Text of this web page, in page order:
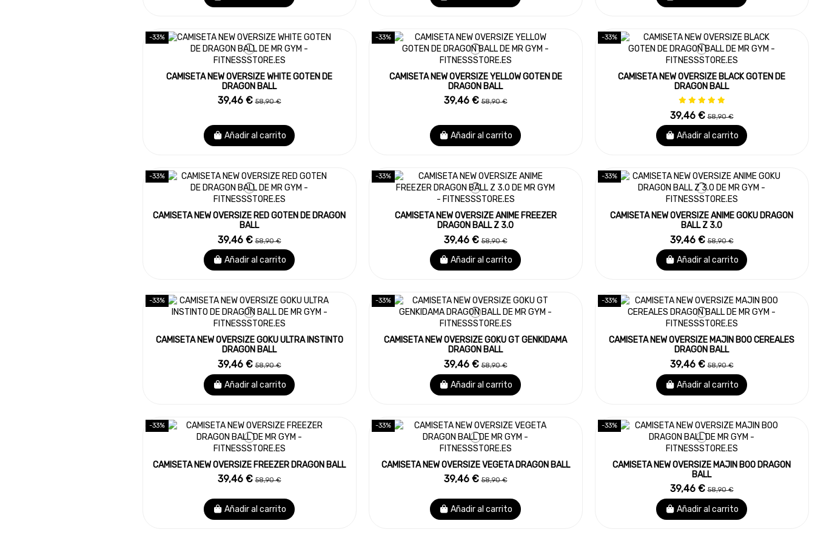
-33%
CAMISETA NEW OVERSIZE WHITE GOTEN DE
DRAGON BALL
39,46 €58,90 €
Añadir al carrito
-33%
CAMISETA NEW OVERSIZE YELLOW GOTEN DE
DRAGON BALL
39,46 €58,90 €
Añadir al carrito
-33%
CAMISETA NEW OVERSIZE BLACK GOTEN DE
DRAGON BALL
39,46 €58,90 €
Añadir al carrito
-33%
CAMISETA NEW OVERSIZE RED GOTEN DE DRAGON
BALL
39,46 €58,90 €
Añadir al carrito
-33%
CAMISETA NEW OVERSIZE ANIME FREEZER
DRAGON BALL Z 3.0
39,46 €58,90 €
Añadir al carrito
-33%
CAMISETA NEW OVERSIZE ANIME GOKU DRAGON
BALL Z 3.0
39,46 €58,90 €
Añadir al carrito
-33%
CAMISETA NEW OVERSIZE GOKU ULTRA INSTINTO
DRAGON BALL
39,46 €58,90 €
Añadir al carrito
-33%
CAMISETA NEW OVERSIZE GOKU GT GENKIDAMA
DRAGON BALL
39,46 €58,90 €
Añadir al carrito
-33%
CAMISETA NEW OVERSIZE MAJIN BOO CEREALES
DRAGON BALL
39,46 €58,90 €
Añadir al carrito
-33%
CAMISETA NEW OVERSIZE FREEZER DRAGON BALL
39,46 €58,90 €
Añadir al carrito
-33%
CAMISETA NEW OVERSIZE VEGETA DRAGON BALL
39,46 €58,90 €
Añadir al carrito
-33%
CAMISETA NEW OVERSIZE MAJIN BOO DRAGON
BALL
39,46 €58,90 €
Añadir al carrito